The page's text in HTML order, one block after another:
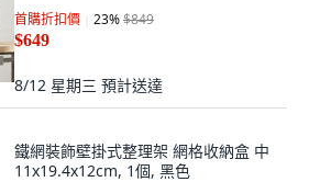
首購折扣價 23%$849
$649
8/12 星期三 預計送達
鐵網裝飾壁掛式整理架 網格收納盒 中
11x19.4x12cm, 1個, 黑色